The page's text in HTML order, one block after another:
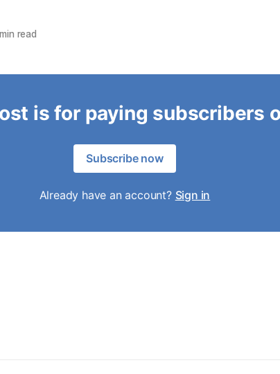
read
is for paying subscribers
Subscribe now
Already have an account? Sign in